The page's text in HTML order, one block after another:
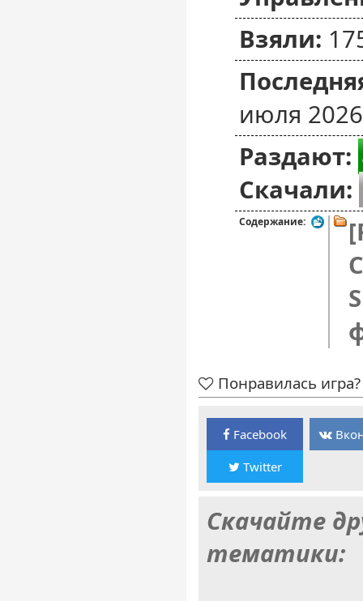
Взяли:
июля
Раздают:
Скачали:
Содержание:
Понравилась
Facebook
Twitter
Скачайте
тематики: